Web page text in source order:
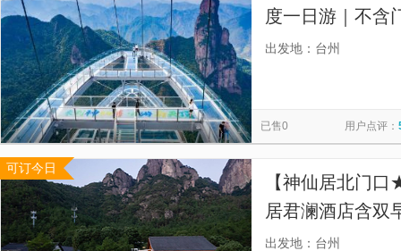
度一日游｜不含
告别固定行程的
出发地：台州
已售0 用户点评：
可订今日
【神仙居北门
居君澜酒店含双
景名胜区/仙居神
出发地：台州